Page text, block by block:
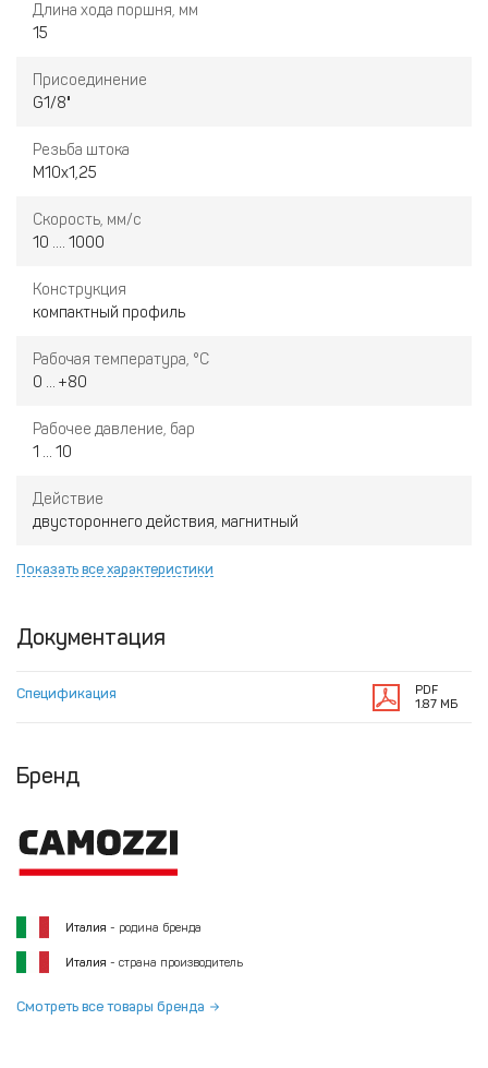
Длина хода поршня, мм
15
Присоединение
G1/8"
Резьба штока
M10х1,25
Скорость, мм/с
10 .... 1000
Конструкция
компактный профиль
Рабочая температура, °С
0 ... +80
Рабочее давление, бар
1 ... 10
Действие
двустороннего действия, магнитный
Показать все характеристики
Документация
Спецификация
PDF
1.87 МБ
Бренд
Италия - родина бренда
Италия - страна производитель
Смотреть все товары бренда